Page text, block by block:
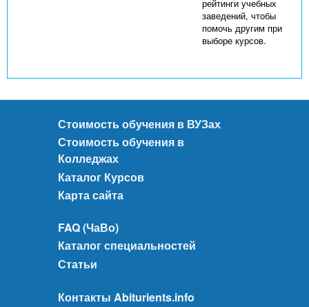
рейтинги учебных
заведений, чтобы
помочь другим при
выборе курсов.
Стоимость обучения в ВУЗах
Стоимость обучения в
Колледжах
Каталог Курсов
Карта сайта
FAQ (ЧаВо)
Каталог специальностей
Статьи
Контакты Abiturients.info